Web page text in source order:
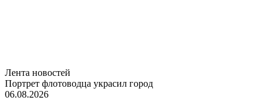
Лента новостей
Портрет флотоводца украсил город
06.08.2026